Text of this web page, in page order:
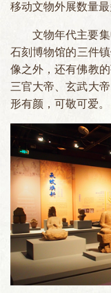
移动文物外展数量最
文物年代主要
石刻博物馆的三件
像之外，还有佛教
三官大帝、玄武大
形有颜，可敬可爱。